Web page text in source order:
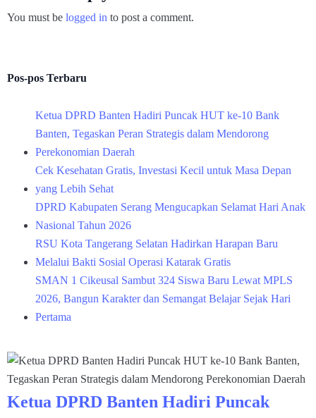
You must be logged in to post a comment.
Pos-pos Terbaru
Ketua DPRD Banten Hadiri Puncak HUT ke-10 Bank
Banten, Tegaskan Peran Strategis dalam Mendorong
Perekonomian Daerah
Cek Kesehatan Gratis, Investasi Kecil untuk Masa Depan
yang Lebih Sehat
DPRD Kabupaten Serang Mengucapkan Selamat Hari Anak
Nasional Tahun 2026
RSU Kota Tangerang Selatan Hadirkan Harapan Baru
Melalui Bakti Sosial Operasi Katarak Gratis
SMAN 1 Cikeusal Sambut 324 Siswa Baru Lewat MPLS
2026, Bangun Karakter dan Semangat Belajar Sejak Hari
Pertama
Ketua DPRD Banten Hadiri Puncak